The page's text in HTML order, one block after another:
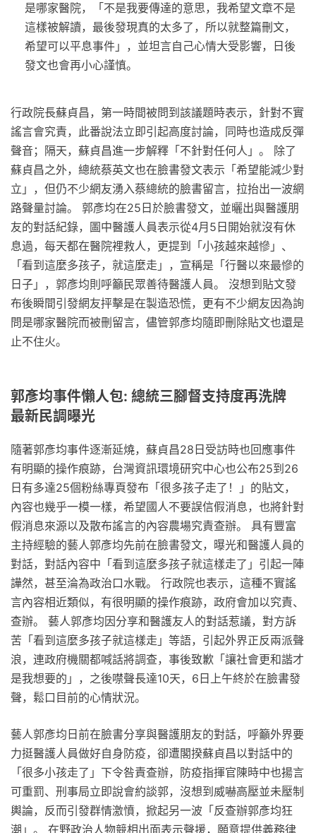
是哪家醫院，「不是我要傳達的意思，我希望文章不是
這樣被解讀，最後發現真的太多了，所以就整篇刪文，
希望可以平息事件」，並坦言自己心情大受影響，日後
發文也會再小心謹慎。
行政院長蘇貞昌，第一時間被問到該議題時表示，針對不實
謠言會究責，此番說法立即引起高度討論，同時也造成反彈
聲音；隔天，蘇貞昌進一步解釋「不針對任何人」。 除了
蘇貞昌之外，總統蔡英文也在臉書發文表示「希望能減少對
立」，但仍不少網友湧入蔡總統的臉書留言，拉抬出一波網
路聲量討論。 郭彥均在25日於臉書發文，並曬出與醫護朋
友的對話紀錄，圖中醫護人員表示從4月5日開始就沒有休
息過，每天都在醫院裡救人，更提到「小孩越來越慘」、
「看到這麼多孩子，就這麼走」，宣稱是「行醫以來最慘的
日子」，郭彥均則呼籲民眾善待醫護人員。 沒想到貼文發
布後瞬間引發網友抨擊是在製造恐慌，更有不少網友因為詢
問是哪家醫院而被刪留言，儘管郭彥均隨即刪除貼文也還是
止不住火。
郭彥均事件懶人包: 總統三腳督支持度再洗牌
最新民調曝光
隨著郭彥均事件逐漸延燒，蘇貞昌28日受訪時也回應事件
有明顯的操作痕跡，台灣資訊環境研究中心也公布25到26
日有多達25個粉絲專頁發布「很多孩子走了！」的貼文，
內容也幾乎一模一樣，希望國人不要誤信假消息，也將針對
假消息來源以及散布謠言的內容農場究責查辦。 具有豐富
主持經驗的藝人郭彥均先前在臉書發文，曝光和醫護人員的
對話，對話內容中「看到這麼多孩子就這樣走了」引起一陣
譁然，甚至淪為政治口水戰。 行政院也表示，這種不實謠
言內容相近類似，有很明顯的操作痕跡，政府會加以究責、
查辦。 藝人郭彥均因分享和醫護友人的對話惹議，對方訴
苦「看到這麼多孩子就這樣走」等語，引起外界正反兩派聲
浪，連政府機關都喊話將調查，事後致歉「讓社會更和諧才
是我想要的」，之後噤聲長達10天，6日上午終於在臉書發
聲，鬆口目前的心情狀況。
藝人郭彥均日前在臉書分享與醫護朋友的對話，呼籲外界要
力挺醫護人員做好自身防疫，卻遭閣揆蘇貞昌以對話中的
「很多小孩走了」下令咎責查辦，防疫指揮官陳時中也揚言
可重罰、刑事局立即說會約談郭，沒想到威嚇高壓並未壓制
輿論，反而引發群情激憤，掀起另一波「反查辦郭彥均狂
潮」。 在野政治人物競相出面表示聲援，願意提供義務律